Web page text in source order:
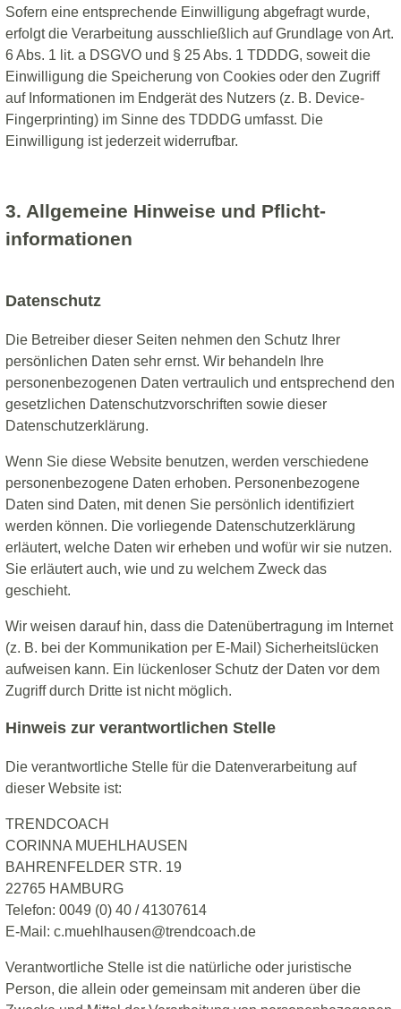
Sofern eine entsprechende Einwilligung abgefragt wurde,
erfolgt die Verarbeitung ausschließlich auf Grundlage von Art.
6 Abs. 1 lit. a DSGVO und § 25 Abs. 1 TDDDG, soweit die
Einwilligung die Speicherung von Cookies oder den Zugriff
auf Informationen im Endgerät des Nutzers (z. B. Device-
Fingerprinting) im Sinne des TDDDG umfasst. Die
Einwilligung ist jederzeit widerrufbar.
3. Allgemeine Hinweise und Pflicht­
informationen
Datenschutz
Die Betreiber dieser Seiten nehmen den Schutz Ihrer
persönlichen Daten sehr ernst. Wir behandeln Ihre
personenbezogenen Daten vertraulich und entsprechend den
gesetzlichen Datenschutzvorschriften sowie dieser
Datenschutzerklärung.
Wenn Sie diese Website benutzen, werden verschiedene
personenbezogene Daten erhoben. Personenbezogene
Daten sind Daten, mit denen Sie persönlich identifiziert
werden können. Die vorliegende Datenschutzerklärung
erläutert, welche Daten wir erheben und wofür wir sie nutzen.
Sie erläutert auch, wie und zu welchem Zweck das
geschieht.
Wir weisen darauf hin, dass die Datenübertragung im Internet
(z. B. bei der Kommunikation per E-Mail) Sicherheitslücken
aufweisen kann. Ein lückenloser Schutz der Daten vor dem
Zugriff durch Dritte ist nicht möglich.
Hinweis zur verantwortlichen Stelle
Die verantwortliche Stelle für die Datenverarbeitung auf
dieser Website ist:
TRENDCOACH
CORINNA MUEHLHAUSEN
BAHRENFELDER STR. 19
22765 HAMBURG
Telefon: 0049 (0) 40 / 41307614
E-Mail: c.muehlhausen@trendcoach.de
Verantwortliche Stelle ist die natürliche oder juristische
Person, die allein oder gemeinsam mit anderen über die